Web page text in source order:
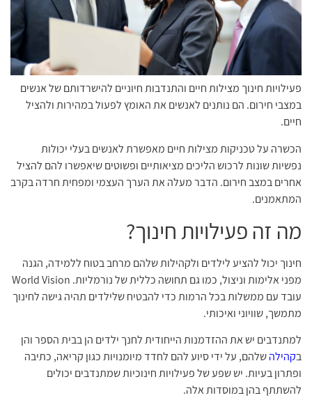
פעילויות חינוך מצילות חיים והתנדבות חיוניים להישרדותם של אנשים
במצבי חירום. הם נותנים לאנשים את האומץ לפעול במהירות ולהציל
חיים.
הכשרה על טכניקות מצילות חיים מאפשרת לאנשים בעלי יכולות
נפשיות שונות לרכוש הליכים מציאותיים ופשוטים שיאפשרו להם להציל
אחרים במצב חירום. הדבר מעלה את הערך העצמי ומפחית חרדה בקרב
המתאמנים.
מה זה פעילויות חינוך?
חינוך יכול להציע לילדים ולקהילות שלהם מרחב בטוח ללמידה, הגנה
מפני אלימות וניצול, כמו גם תחושה כללית של נורמליות. World Vision
עובד עם ממשלות בכל הרמות כדי להבטיח שלילדים תהיה גישה לחינוך
מתמשך, שוויוני ואיכותי.
למתנדבים יש את ההזדמנות הייחודית לחנך ילדים הן בבית הספר והן
בקהילהשלהם, על ידי סיוע להם לחדד מיומנויות כגון קריאה, כתיבה
ופתרון בעיות. יש שפע של פעילויות חינוכיות שמתנדבים יכולים
להשתתף בהן במוסדות אלה.